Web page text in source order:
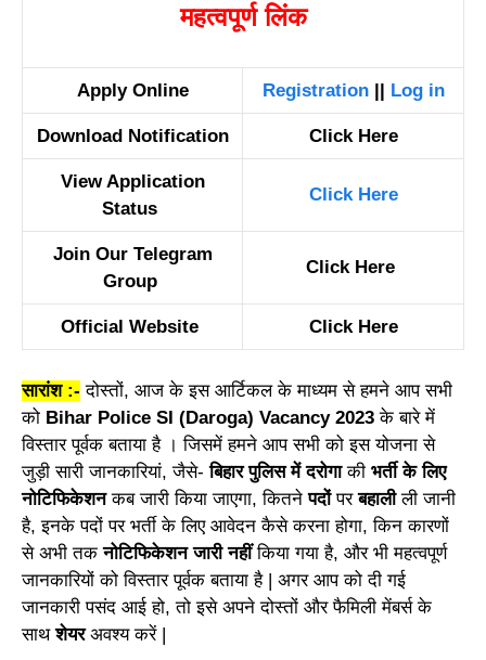
महत्वपूर्ण लिंक
Apply Online Registration|| Log in
Download Notification Click Here
View Application
Status
Click Here
Join Our Telegram
Group
Click Here
Official Website Click Here
सारांश :- दोस्तों, आज के इस आर्टिकल के माध्यम से हमने आप सभी
को Bihar Police SI (Daroga) Vacancy 2023के बारे में
विस्तार पूर्वक बताया है । जिसमें हमने आप सभी को इस योजना से
जुड़ी सारी जानकारियां, जैसे-बिहार पुलिस में दरोगाकी भर्ती के लिए
नोटिफिकेशनकब जारी किया जाएगा, कितनेपदोंपरबहालीली जानी
है, इनके पदों पर भर्ती के लिए आवेदन कैसे करना होगा, किन कारणों
से अभी तकनोटिफिकेशन जारी नहींकिया गया है, और भी महत्वपूर्ण
जानकारियों को विस्तार पूर्वक बताया है | अगर आप को दी गई
जानकारी पसंद आई हो, तो इसे अपने दोस्तों और फैमिली मेंबर्स के
साथशेयरअवश्य करें |